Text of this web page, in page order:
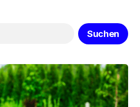
Suchen